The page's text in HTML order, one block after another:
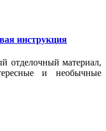
инструкция
отделочный материал,
и необычные